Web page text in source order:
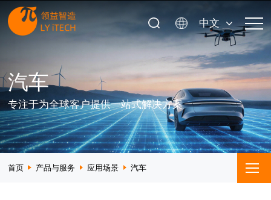
中文
汽车
专注于为全球客户提供一站式解决方案
首页 产品与服务 应用场景 汽车